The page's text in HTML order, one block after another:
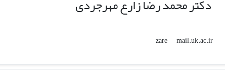
دکتر محمد رضا زارع مهرجردی
zare
mail.uk.ac.ir